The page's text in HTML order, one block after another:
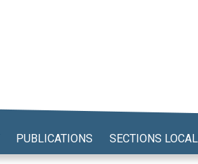
PUBLICATIONS SECTIONS